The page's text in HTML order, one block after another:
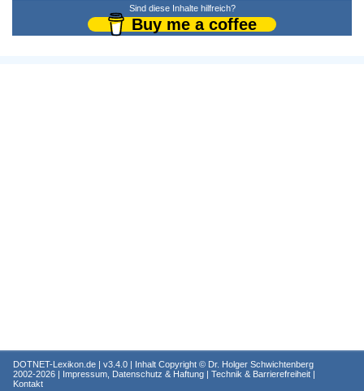
Sind diese Inhalte hilfreich?
Buy me a coffee
DOTNET-Lexikon.de | v3.4.0 | Inhalt Copyright © Dr. Holger Schwichtenberg
2002-2026 | Impressum, Datenschutz & Haftung | Technik & Barrierefreiheit |
Kontakt